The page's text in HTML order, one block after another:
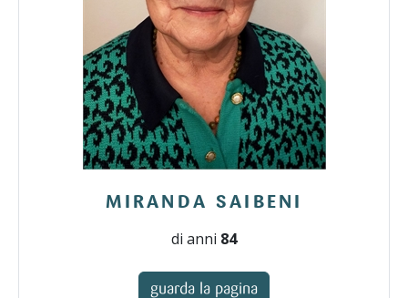
MIRANDA SAIBENI
di anni 84
guarda la pagina